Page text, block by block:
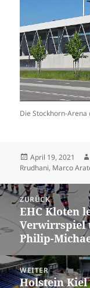
Die Stockhorn-Arena
Veröffentlicht
am
April 19, 2021
Rrudhani, Marco
Beitrags-
Navigation
ZURÜCK
Vorheriger
Beitrag:
EHC Kloten
Verwirrspiel
Philip-
WEITER
Nächster
Holstein